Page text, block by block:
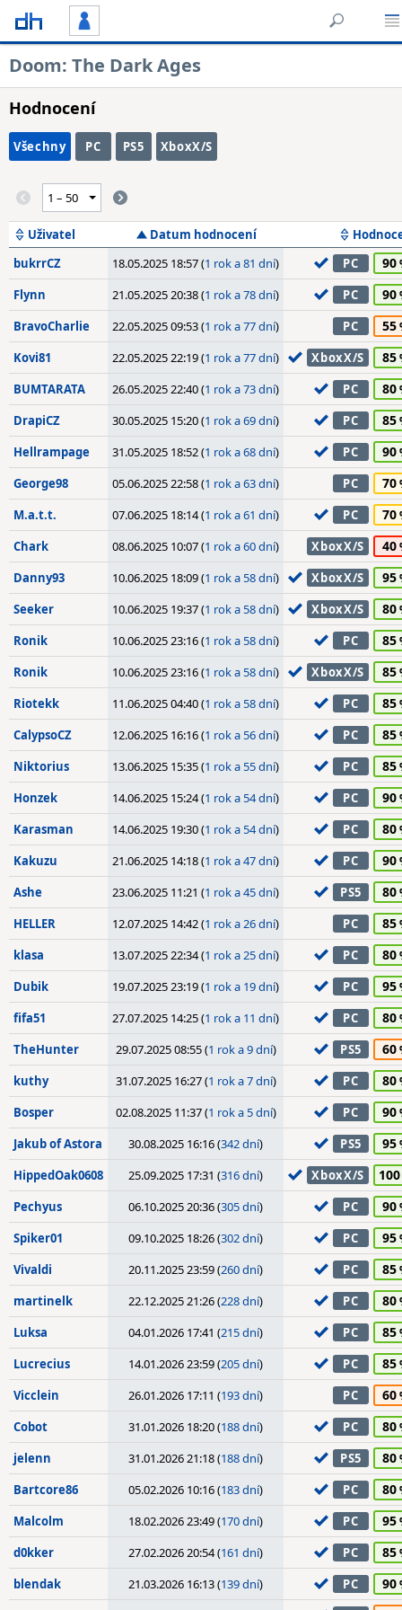
Doom: The Dark Ages
Hodnocení
Všechny PC PS5 XboxX/S
Uživatel Datum hodnocení
bukrrCZ
18.05.2025 18:57 (1 rok a 81 dní) PC 90
Flynn 21.05.2025 20:38 (1 rok a 78 dní) PC 90
BravoCharlie 22.05.2025 09:53 (1 rok a 77 dní) PC 55
Kovi81 22.05.2025 22:19 (1 rok a 77 dní) XboxX/S 85
BUMTARATA 26.05.2025 22:40 (1 rok a 73 dní) PC 80
DrapiCZ 30.05.2025 15:20 (1 rok a 69 dní) PC 85
Hellrampage 31.05.2025 18:52 (1 rok a 68 dní) PC 90
George98 05.06.2025 22:58 (1 rok a 63 dní) PC 70
M.a.t.t. 07.06.2025 18:14 (1 rok a 61 dní) PC 70
Chark 08.06.2025 10:07 (1 rok a 60 dní) XboxX/S 40
Danny93 10.06.2025 18:09 (1 rok a 58 dní) XboxX/S 95
Seeker 10.06.2025 19:37 (1 rok a 58 dní) XboxX/S 80
Ronik 10.06.2025 23:16 (1 rok a 58 dní) PC 85
Ronik 10.06.2025 23:16 (1 rok a 58 dní) XboxX/S 85
Riotekk 11.06.2025 04:40 (1 rok a 58 dní) PC 85
CalypsoCZ 12.06.2025 16:16 (1 rok a 56 dní) PC 85
Niktorius 13.06.2025 15:35 (1 rok a 55 dní) PC 85
Honzek 14.06.2025 15:24 (1 rok a 54 dní) PC 90
Karasman 14.06.2025 19:30 (1 rok a 54 dní) PC 80
Kakuzu 21.06.2025 14:18 (1 rok a 47 dní) PC 90
Ashe 23.06.2025 11:21 (1 rok a 45 dní) PS5 80
HELLER 12.07.2025 14:42 (1 rok a 26 dní) PC 85
klasa 13.07.2025 22:34 (1 rok a 25 dní) PC 80
Dubik 19.07.2025 23:19 (1 rok a 19 dní) PC 95
fifa51 27.07.2025 14:25 (1 rok a 11 dní) PC 80
TheHunter 29.07.2025 08:55 (1 rok a 9 dní) PS5 60
kuthy 31.07.2025 16:27 (1 rok a 7 dní) PC 80
Bosper 02.08.2025 11:37 (1 rok a 5 dní) PC 90
Jakub of Astora 30.08.2025 16:16 (342 dní) PS5 95
HippedOak0608 25.09.2025 17:31 (316 dní) XboxX/S 100
Pechyus 06.10.2025 20:36 (305 dní) PC 90
Spiker01 09.10.2025 18:26 (302 dní) PC 95
Vivaldi 20.11.2025 23:59 (260 dní) PC 85
martinelk 22.12.2025 21:26 (228 dní) PC 80
Luksa 04.01.2026 17:41 (215 dní) PC 85
Lucrecius 14.01.2026 23:59 (205 dní) PC 85
Vicclein 26.01.2026 17:11 (193 dní) PC 60
Cobot 31.01.2026 18:20 (188 dní) PC 80
jelenn 31.01.2026 21:18 (188 dní) PS5 80
Bartcore86 05.02.2026 10:16 (183 dní) PC 80
Malcolm 18.02.2026 23:49 (170 dní) PC 95
d0kker 27.02.2026 20:54 (161 dní) PC 85
blendak 21.03.2026 16:13 (139 dní) PC 90